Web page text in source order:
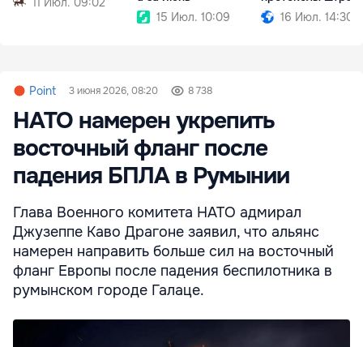
15 Июл. 10:09
16 Июл. 14:30
Point 3 июня 2026, 08:20 8 738
НАТО намерен укрепить
восточный фланг после
падения БПЛА в Румынии
Глава Военного комитета НАТО адмирал
Джузеппе Каво Драгоне заявил, что альянс
намерен направить больше сил на восточный
фланг Европы после падения беспилотника в
румынском городе Галаце.